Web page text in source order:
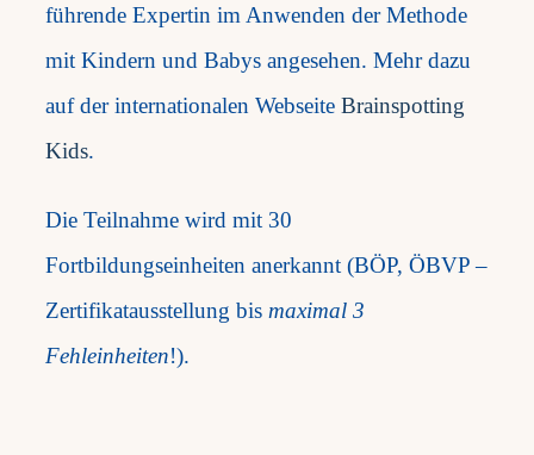
führende Expertin im Anwenden der Methode
mit Kindern und Babys angesehen. Mehr dazu
auf der internationalen Webseite Brainspotting
Kids.
Die Teilnahme wird mit 30
Fortbildungseinheiten anerkannt (BÖP, ÖBVP –
Zertifikatausstellung bis maximal 3
Fehleinheiten!).